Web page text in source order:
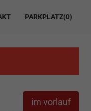
PARKPLATZ(0)
im vorlauf